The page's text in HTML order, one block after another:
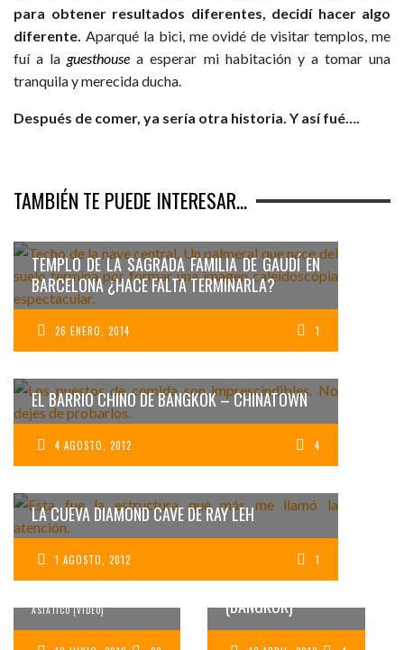
para obtener resultados diferentes, decidí hacer algo
diferente. Aparqué la bici, me ovidé de visitar templos, me
fuí a laguesthouse a esperar mi habitación y a tomar una
tranquila y merecida ducha.
Después de comer, ya sería otra historia. Y así fué….
TAMBIÉN TE PUEDE INTERESAR...
TEMPLO DE LA SAGRADA FAMILIA DE GAUDÍ EN
BARCELONA ¿HACE FALTA TERMINARLA?
26 ENERO, 2014 1
EL BARRIO CHINO DE BANGKOK – CHINATOWN
4 AGOSTO, 2012 4
LA CUEVA DIAMOND CAVE DE RAY LEH
1 AGOSTO, 2012 1
120 SEGUNDOS Y 700
FOTOGRAFÍAS
ASIÁTICO (VÍDEO)
LA HISTORIA DEL
BUDA DE ORO
MACIZO DEL WAT
TRAIMIT
(BANGKOK)